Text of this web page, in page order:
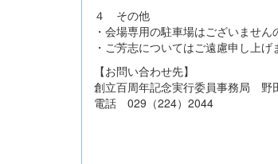
４ その他
・会場専用の駐車場はございませ
・ご芳志についてはご遠慮申し上げ
【お問い合わせ先】
創立百周年記念実行委員事務局 野
電話 029（224）2044